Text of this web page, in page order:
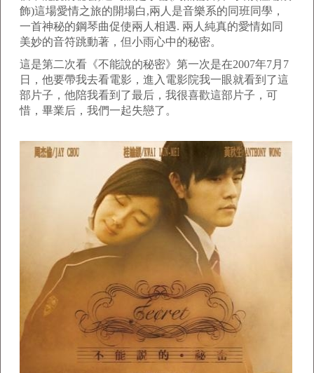
飾)這場愛情之旅的開場白,兩人是音樂系的同班同學，
一首神秘的鋼琴曲促使兩人相遇. 兩人純真的愛情如同
美妙的音符跳動著，但小雨心中的秘密。
這是第二次看《不能說的秘密》第一次是在2007年7月7
日，他要帶我去看電影，進入電影院我一眼就看到了這
部片子，他陪我看到了最后，我很喜歡這部片子，可
惜，畢業后，我們一起失戀了。